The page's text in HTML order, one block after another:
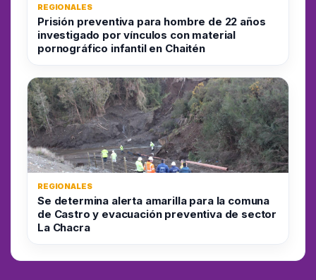
REGIONALES
Prisión preventiva para hombre de 22 años
investigado por vínculos con material
pornográfico infantil en Chaitén
REGIONALES
Se determina alerta amarilla para la comuna
de Castro y evacuación preventiva de sector
La Chacra